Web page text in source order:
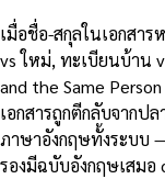
เมื่อชื่อ-สกุลในเอกสา
vs ใหม่, ทะเบียนบ้าน
and the Same
เอกสารถูกตีกลับจากป
ภาษาอังกฤษทั้งระบบ
รองมีฉบับอังกฤษเสมอ